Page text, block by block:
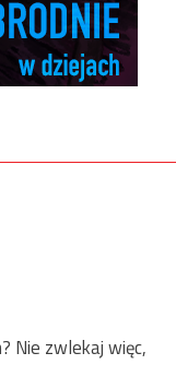
Nie zwlekaj więc,